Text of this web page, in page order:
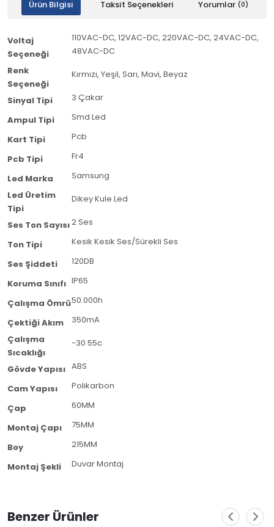
Ürün Bilgisi Taksit Seçenekleri Yorumlar (0)
Voltaj
Seçeneği
110VAC-DC, 12VAC-DC, 220VAC-DC, 24VAC-DC,
48VAC-DC
Renk
Seçeneği
Kırmızı, Yeşil, Sarı, Mavi, Beyaz
Sinyal Tipi 3 Çakar
Ampul Tipi Smd Led
Kart Tipi Pcb
Pcb Tipi Fr4
Led Marka Samsung
Led Üretim
Tipi
Dikey Kule Led
Ses Ton Sayısı 2 Ses
Ton Tipi Kesik Kesik Ses/Sürekli Ses
Ses Şiddeti 120DB
Koruma Sınıfı IP65
Çalışma Ömrü50.000h
Çektiği Akım 350mA
Çalışma
Sıcaklığı
-30 55c
Gövde Yapısı ABS
Cam Yapısı Polikarbon
Çap 60MM
Montaj Çapı 75MM
Boy 215MM
Montaj Şekli Duvar Montaj
Benzer Ürünler